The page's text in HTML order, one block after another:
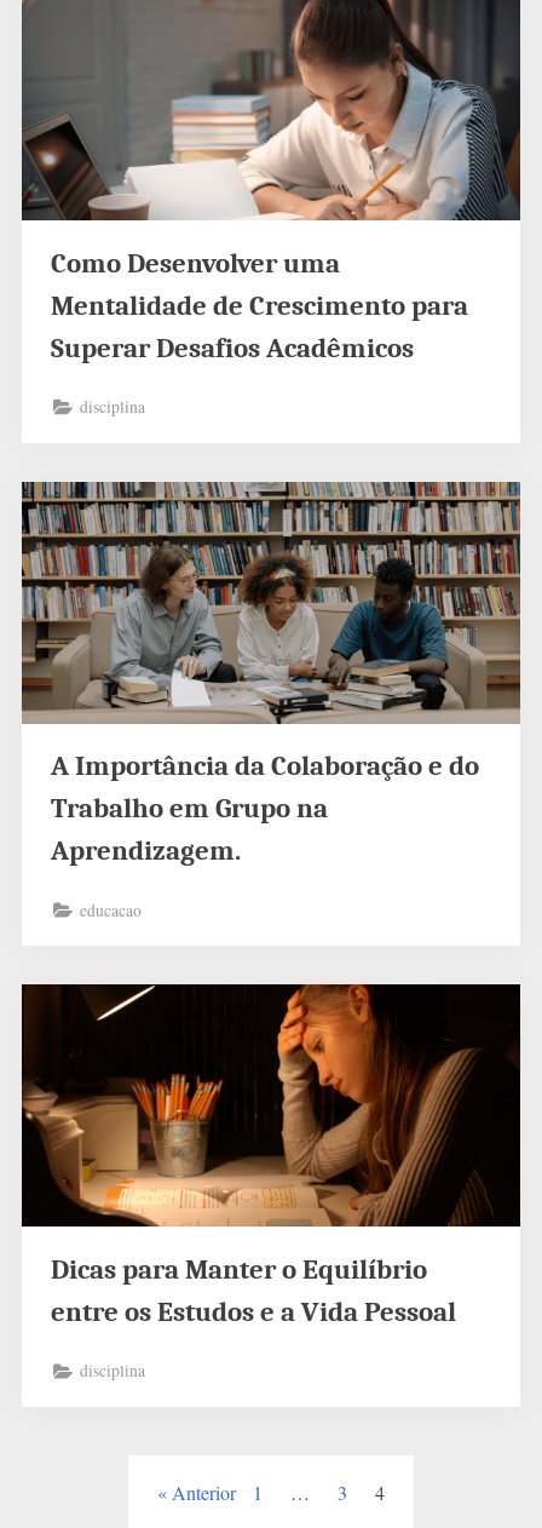
Como Desenvolver uma
Mentalidade de Crescimento para
Superar Desafios Acadêmicos
disciplina
A Importância da Colaboração e do
Trabalho em Grupo na
Aprendizagem.
educacao
Dicas para Manter o Equilíbrio
entre os Estudos e a Vida Pessoal
disciplina
Anterior 1 … 3 4